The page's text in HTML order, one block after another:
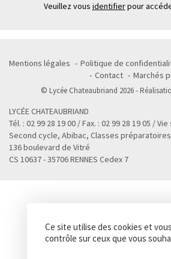
Veuillez vous identifierpour
Mentions légales Politique de
Contact
Marchés
© Lycée Chateaubriand 2026 -
LYCÉE CHATEAUBRIAND
Tél. : 02 99 28 19 00 / Fax. : 02 99 28 19 05 /
Second cycle, Abibac, Classes préparatoires
136 boulevard de Vitré
CS 10637 - 35706 RENNES Cedex 7
Ce site utilise des cookies et
contrôle sur ceux que vous